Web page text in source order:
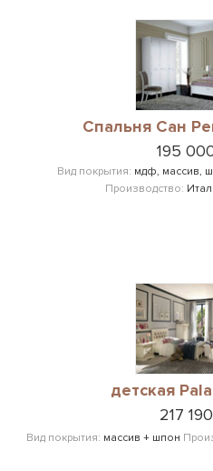
Cпальня Сан
195
Вид покрытия: мдф, массив,
Производство:
детская
217
Вид покрытия: массив + шпон